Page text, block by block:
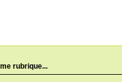
rubrique...